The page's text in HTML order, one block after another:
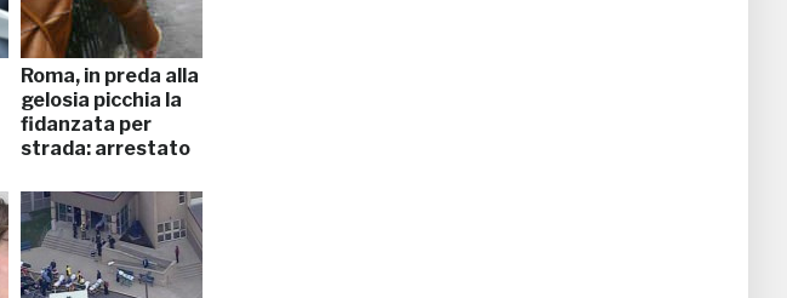
Roma, in preda alla
gelosia picchia la
fidanzata per
strada: arrestato